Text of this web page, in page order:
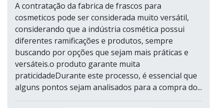
A contratação da fabrica de frascos para
cosmeticos pode ser considerada muito versátil,
considerando que a indústria cosmética possui
diferentes ramificações e produtos, sempre
buscando por opções que sejam mais práticas e
versáteis.o produto garante muita
praticidadeDurante este processo, é essencial que
alguns pontos sejam analisados para a compra do...